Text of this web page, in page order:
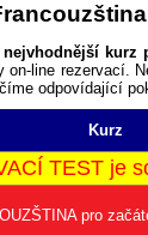
nejvhodnější kurz
on-line rezervací.
odpovídající
Kurz
TEST je
pro